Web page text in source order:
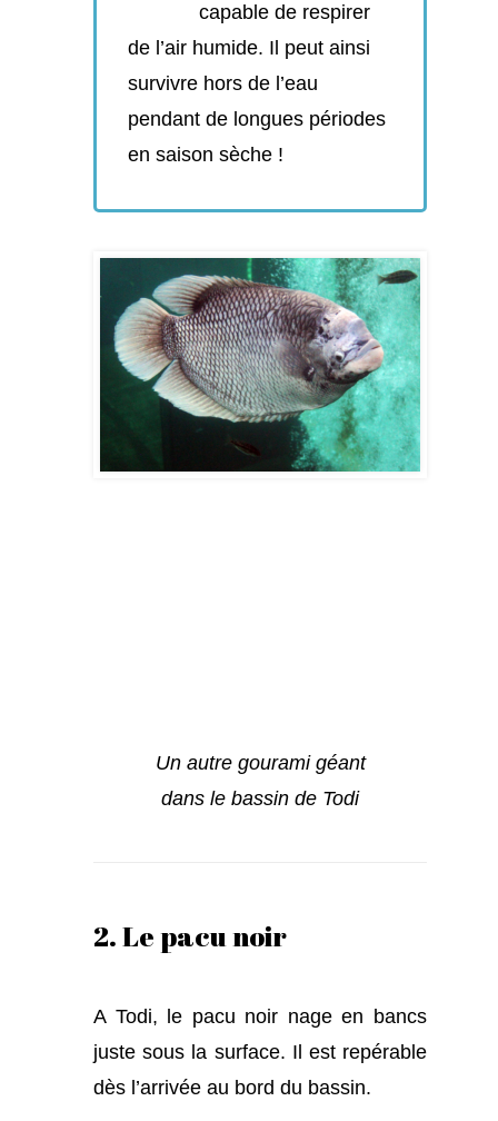
capable de respirer
de l’air humide. Il peut ainsi
survivre hors de l’eau
pendant de longues périodes
en saison sèche !
Un autre gourami géant
dans le bassin de Todi
2. Le pacu noir
A Todi, le pacu noir nage en bancs
juste sous la surface. Il est repérable
dès l’arrivée au bord du bassin.